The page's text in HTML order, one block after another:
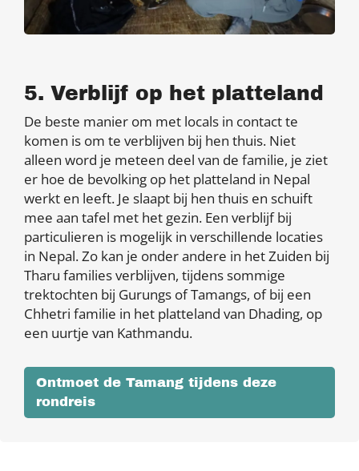
5. Verblijf op het platteland
De beste manier om met locals in contact te
komen is om te verblijven bij hen thuis. Niet
alleen word je meteen deel van de familie, je ziet
er hoe de bevolking op het platteland in Nepal
werkt en leeft. Je slaapt bij hen thuis en schuift
mee aan tafel met het gezin. Een verblijf bij
particulieren is mogelijk in verschillende locaties
in Nepal. Zo kan je onder andere in het Zuiden bij
Tharu families verblijven, tijdens sommige
trektochten bij Gurungs of Tamangs, of bij een
Chhetri familie in het platteland van Dhading, op
een uurtje van Kathmandu.
Ontmoet de Tamang tijdens deze
rondreis